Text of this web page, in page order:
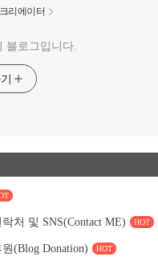
리에이터
블로그입니다.
처 및 SNS(Contact ME) HOT
(Blog Donation) HOT